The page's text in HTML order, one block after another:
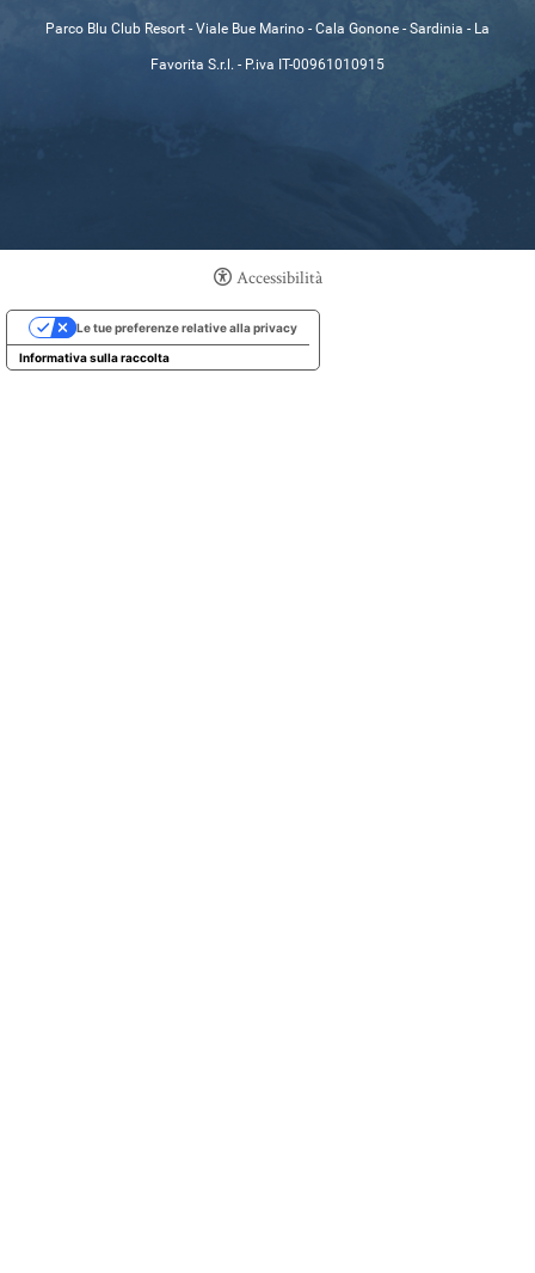
Parco Blu Club Resort - Viale Bue Marino - Cala Gonone - Sardinia - La
Favorita S.r.l. - P.iva IT-00961010915
Accessibilità
Informativa sulla raccolta
Le tue preferenze relative alla privacy